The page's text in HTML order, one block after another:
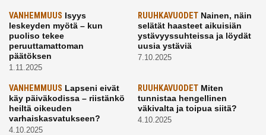
VANHEMMUUS Isyys
leskeyden myötä – kun
puoliso tekee
peruuttamattoman
päätöksen
1.11.2025
RUUHKAVUODETNainen, näin
selätät haasteet aikuisiän
ystävyyssuhteissa ja löydät
uusia ystäviä
7.10.2025
VANHEMMUUS Lapseni eivät
käy päiväkodissa – riistänkö
heiltä oikeuden
varhaiskasvatukseen?
4.10.2025
RUUHKAVUODETMiten
tunnistaa hengellinen
väkivalta ja toipua siitä?
4.10.2025